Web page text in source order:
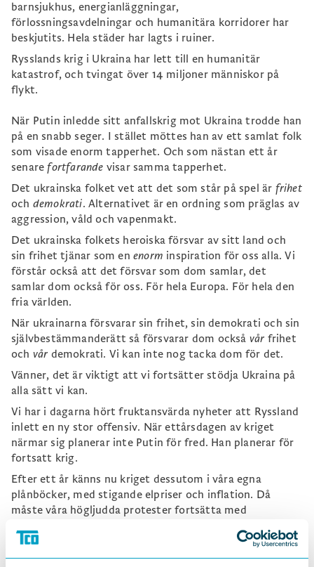
barnsjukhus, energianläggningar,
förlossningsavdelningar och humanitära korridorer har
beskjutits. Hela städer har lagts i ruiner.
Rysslands krig i Ukraina har lett till en humanitär
katastrof, och tvingat över 14 miljoner människor på
flykt.
När Putin inledde sitt anfallskrig mot Ukraina trodde han
på en snabb seger. I stället möttes han av ett samlat folk
som visade enorm tapperhet. Och som nästan ett år
senarefortfarande visar samma tapperhet.
Det ukrainska folket vet att det som står på spel är frihet
och demokrati. Alternativet är en ordning som präglas av
aggression, våld och vapenmakt.
Det ukrainska folkets heroiska försvar av sitt land och
sin frihet tjänar som en enorm inspiration för oss alla. Vi
förstår också att det försvar som dom samlar, det
samlar dom också för oss. För hela Europa. För hela den
fria världen.
När ukrainarna försvarar sin frihet, sin demokrati och sin
självbestämmanderätt så försvarar dom också vår frihet
och vår demokrati. Vi kan inte nog tacka dom för det.
Vänner, det är viktigt att vi fortsätter stödja Ukraina på
alla sätt vi kan.
Vi har i dagarna hört fruktansvärda nyheter att Ryssland
inlett en ny stor offensiv. När ettårsdagen av kriget
närmar sig planerar inte Putin för fred. Han planerar för
fortsatt krig.
Efter ett år känns nu kriget dessutom i våra egna
plånböcker, med stigande elpriser och inflation. Då
måste våra högljudda protester fortsätta med
ukrainska folket betalar är så
mycket större än
vårt pris.Dombetalar med sina liv.